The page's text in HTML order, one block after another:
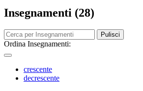
Insegnamenti (28)
Pulisci
Ordina Insegnamenti:
crescente
decrescente